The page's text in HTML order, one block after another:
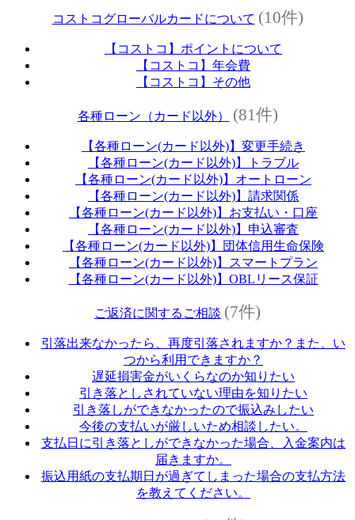
コストコグローバルカードについて (10件)
【コストコ】ポイントについて
【コストコ】年会費
【コストコ】その他
各種ローン（カード以外） (81件)
【各種ローン(カード以外)】変更手続き
【各種ローン(カード以外)】トラブル
【各種ローン(カード以外)】オートローン
【各種ローン(カード以外)】請求関係
【各種ローン(カード以外)】お支払い・口座
【各種ローン(カード以外)】申込審査
【各種ローン(カード以外)】団体信用生命保険
【各種ローン(カード以外)】スマートプラン
【各種ローン(カード以外)】OBLリース保証
ご返済に関するご相談 (7件)
引落出来なかったら、再度引落されますか？また、い
つから利用できますか？
遅延損害金がいくらなのか知りたい
引き落としされていない理由を知りたい
引き落しができなかったので振込みしたい
今後の支払いが厳しいため相談したい。
支払日に引き落としができなかった場合、入金案内は
届きますか。
振込用紙の支払期日が過ぎてしまった場合の支払方法
を教えてください。